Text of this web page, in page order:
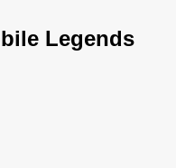
Legends